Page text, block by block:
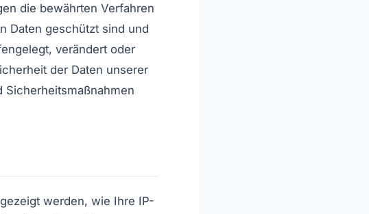
die bewährten Verfahren
Daten geschützt sind und
verändert oder
der Daten unserer
werden, wie Ihre IP-